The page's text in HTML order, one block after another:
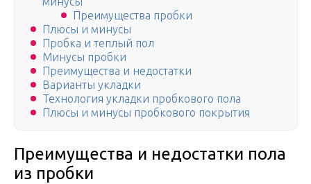
Преимущества пробки
Плюсы и минусы
Пробка и теплый пол
Минусы пробки
Преимущества и недостатки
Варианты укладки
Технология укладки пробкового пола
Плюсы и минусы пробкового покрытия
Преимущества и недостатки пола
из пробки